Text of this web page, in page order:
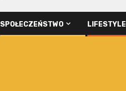
SPOŁECZEŃSTWO LIFESTYLE